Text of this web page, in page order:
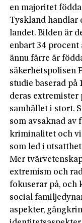
en majoritet
Tyskland handlar
landet. Bilden är
enbart 34 procent
ännu färre är
säkerhetspolisen
studie baserad på
deras extremister
samhället i stort.
som avsaknad
kriminalitet och
som led i
Mer
extremism och
fokuserar på, och
social
aspekter,